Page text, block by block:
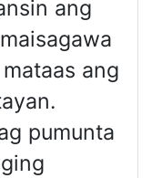
ang
ang
pumunta